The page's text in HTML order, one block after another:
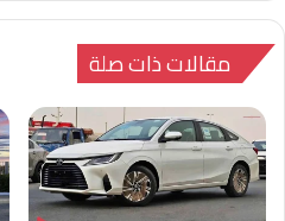
الويوك
مقالات ذات صلة